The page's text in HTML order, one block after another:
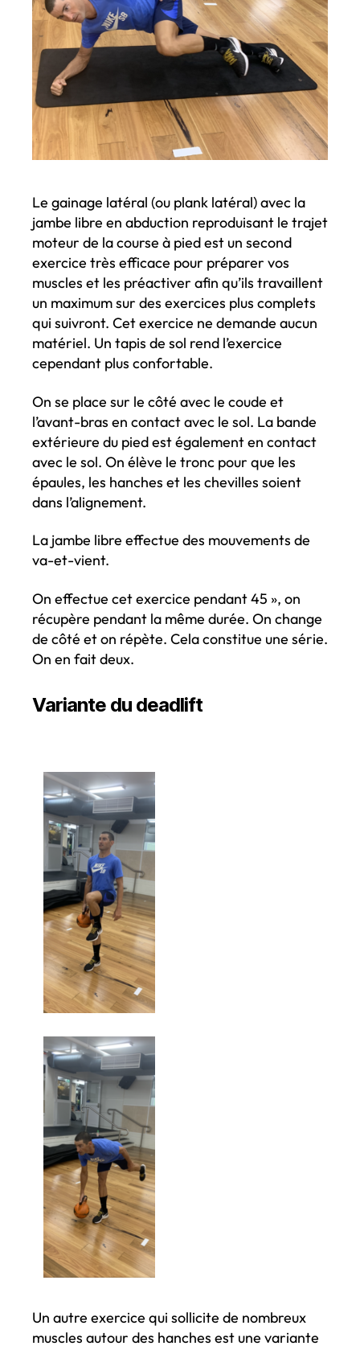
Le gainage latéral (ou plank latéral) avec la
jambe libre en abduction reproduisant le trajet
moteur de la course à pied est un second
exercice très efficace pour préparer vos
muscles et les préactiver afin qu’ils travaillent
un maximum sur des exercices plus complets
qui suivront. Cet exercice ne demande aucun
matériel. Un tapis de sol rend l’exercice
cependant plus confortable.
On se place sur le côté avec le coude et
l’avant-bras en contact avec le sol. La bande
extérieure du pied est également en contact
avec le sol. On élève le tronc pour que les
épaules, les hanches et les chevilles soient
dans l’alignement.
La jambe libre effectue des mouvements de
va-et-vient.
On effectue cet exercice pendant 45 », on
récupère pendant la même durée. On change
de côté et on répète. Cela constitue une série.
On en fait deux.
Variante du deadlift
Un autre exercice qui sollicite de nombreux
muscles autour des hanches est une variante